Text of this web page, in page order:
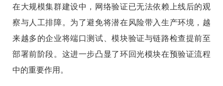
在大规模集群建设中，网络验证已无法依赖上线后的观
察与人工排障。为了避免将潜在风险带入生产环境，越
来越多的企业将端口测试、模块验证与链路检查提前至
部署前阶段。这进一步凸显了环回光模块在预验证流程
中的重要作用。